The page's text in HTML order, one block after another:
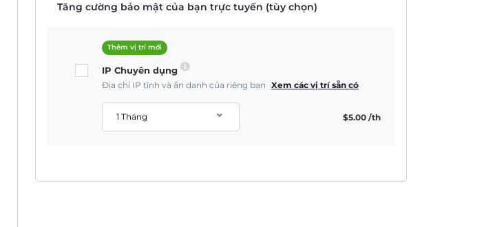
Tăng cường bảo mật của bạn trực tuyến (tùy chọn)
Thêm vị trí mới
IP Chuyên dụng
Địa chỉ IP tĩnh và ẩn danh của riêng bạn Xem các vị trí sẵn có
1 Tháng $5.00 /th